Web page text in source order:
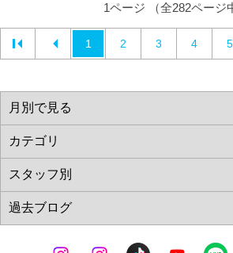
1ページ （全282ページ
1 2 3 4 5